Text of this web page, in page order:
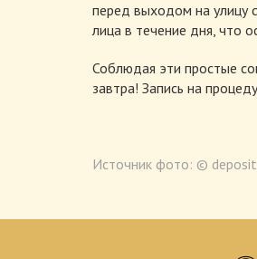
перед выходом на улицу
лица в течение дня, что
Соблюдая эти простые
завтра! Запись на
Источник фото: ©